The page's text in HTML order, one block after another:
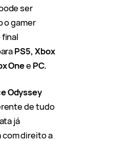
ser
o gamer
PS5, Xbox
OneePC.
Odyssey
de tudo
já
direito a